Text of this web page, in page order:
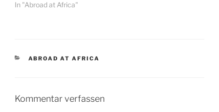
In "Abroad at Africa"
KATEGORIEN
ABROAD AT AFRICA
Kommentar verfassen